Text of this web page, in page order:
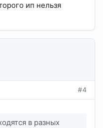
ип нельзя
#4
в разных